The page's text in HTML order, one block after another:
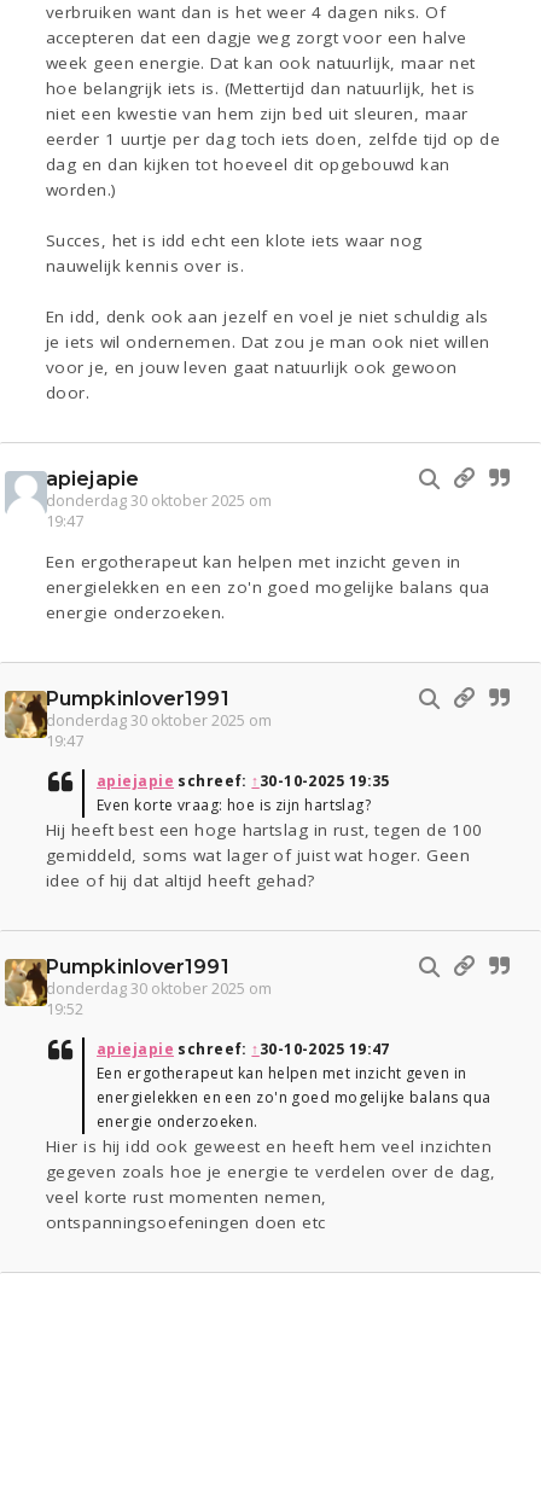
verbruiken want dan is het weer 4 dagen niks. Of
accepteren dat een dagje weg zorgt voor een halve
week geen energie. Dat kan ook natuurlijk, maar net
hoe belangrijk iets is. (Mettertijd dan natuurlijk, het is
niet een kwestie van hem zijn bed uit sleuren, maar
eerder 1 uurtje per dag toch iets doen, zelfde tijd op de
dag en dan kijken tot hoeveel dit opgebouwd kan
worden.)
Succes, het is idd echt een klote iets waar nog
nauwelijk kennis over is.
En idd, denk ook aan jezelf en voel je niet schuldig als
je iets wil ondernemen. Dat zou je man ook niet willen
voor je, en jouw leven gaat natuurlijk ook gewoon
door.
apiejapie
donderdag 30 oktober 2025 om
19:47
Een ergotherapeut kan helpen met inzicht geven in
energielekken en een zo'n goed mogelijke balans qua
energie onderzoeken.
Pumpkinlover1991
donderdag 30 oktober 2025 om
19:47
apiejapie schreef: ↑30-10-2025 19:35
Even korte vraag: hoe is zijn hartslag?
Hij heeft best een hoge hartslag in rust, tegen de 100
gemiddeld, soms wat lager of juist wat hoger. Geen
idee of hij dat altijd heeft gehad?
Pumpkinlover1991
donderdag 30 oktober 2025 om
19:52
apiejapie schreef: ↑30-10-2025 19:47
Een ergotherapeut kan helpen met inzicht geven in
energielekken en een zo'n goed mogelijke balans qua
energie onderzoeken.
Hier is hij idd ook geweest en heeft hem veel inzichten
gegeven zoals hoe je energie te verdelen over de dag,
veel korte rust momenten nemen,
ontspanningsoefeningen doen etc